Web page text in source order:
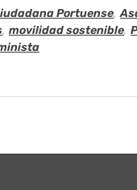
Portuense,
, movilidad sostenible,